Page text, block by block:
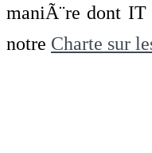
maniÃ¨re dont
notre Charte sur